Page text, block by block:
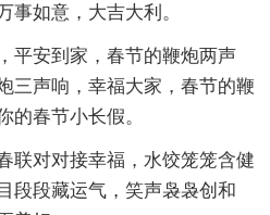
事如意，大吉大利。
平安到家，春节的鞭炮两声
三声响，幸福大家，春节的鞭
的春节小长假。
联对对接幸福，水饺笼笼含健
段段藏运气，笑声袅袅创和